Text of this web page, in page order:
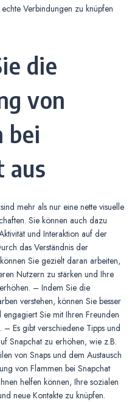
Verbindungen zu knüpfen
die
von
bei
aus
mehr als nur eine nette visuelle
Sie können auch dazu
und Interaktion auf der
das Verständnis der
Sie gezielt daran arbeiten,
Nutzern zu stärken und Ihre
– Indem Sie die
verstehen, können Sie besser
Sie mit Ihren Freunden
Es gibt verschiedene Tipps und
Snapchat zu erhöhen, wie z.B.
von Snaps und dem Austausch
von Flammen bei Snapchat
helfen können, Ihre sozialen
neue Kontakte zu knüpfen.